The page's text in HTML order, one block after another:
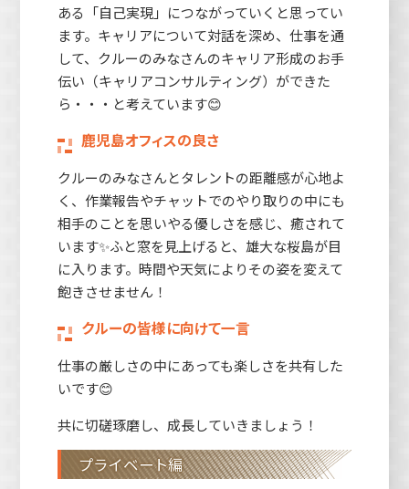
ある「自己実現」につながっていくと思ってい
ます。キャリアについて対話を深め、仕事を通
して、クルーのみなさんのキャリア形成のお手
伝い（キャリアコンサルティング）ができた
ら・・・と考えています😊
鹿児島オフィスの良さ
クルーのみなさんとタレントの距離感が心地よ
く、作業報告やチャットでのやり取りの中にも
相手のことを思いやる優しさを感じ、癒されて
います✨ふと窓を見上げると、雄大な桜島が目
に入ります。時間や天気によりその姿を変えて
飽きさせません！
クルーの皆様に向けて一言
仕事の厳しさの中にあっても楽しさを共有した
いです😊
共に切磋琢磨し、成長していきましょう！
プライベート編